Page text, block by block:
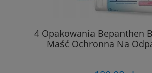
4 Opakowania Bepanthen
Maść Ochronna Na